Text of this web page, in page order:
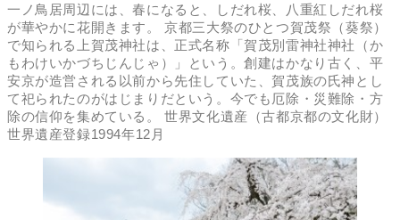
一ノ鳥居周辺には、春になると、しだれ桜、八重紅しだれ桜
が華やかに花開きます。 京都三大祭のひとつ賀茂祭（葵祭）
で知られる上賀茂神社は、正式名称「賀茂別雷神社神社（か
もわけいかづちじんじゃ）」という。創建はかなり古く、平
安京が造営される以前から先住していた、賀茂族の氏神とし
て祀られたのがはじまりだという。今でも厄除・災難除・方
除の信仰を集めている。 世界文化遺産（古都京都の文化財）
世界遺産登録1994年12月